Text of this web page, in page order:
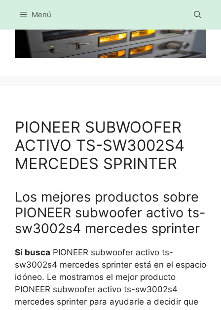
Saltar
al
contenido
Menú
PIONEER SUBWOOFER
ACTIVO TS-SW3002S4
MERCEDES SPRINTER
Los mejores productos sobre
PIONEER subwoofer activo ts-
sw3002s4 mercedes sprinter
Si busca PIONEER subwoofer activo ts-
sw3002s4 mercedes sprinter está en el espacio
idóneo. Le mostramos el mejor producto
PIONEER subwoofer activo ts-sw3002s4
mercedes sprinter para ayudarle a decidir que